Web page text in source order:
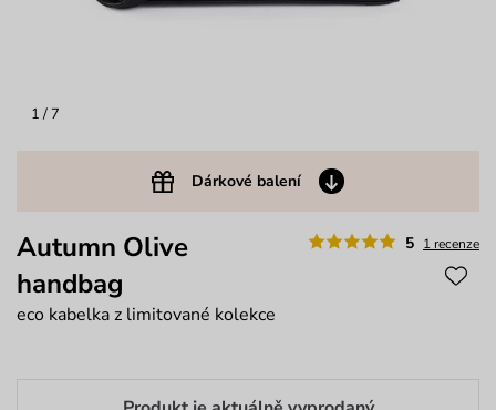
1 / 7
Dárkové balení
5 1 recenze
Autumn Olive
handbag
eco kabelka z limitované kolekce